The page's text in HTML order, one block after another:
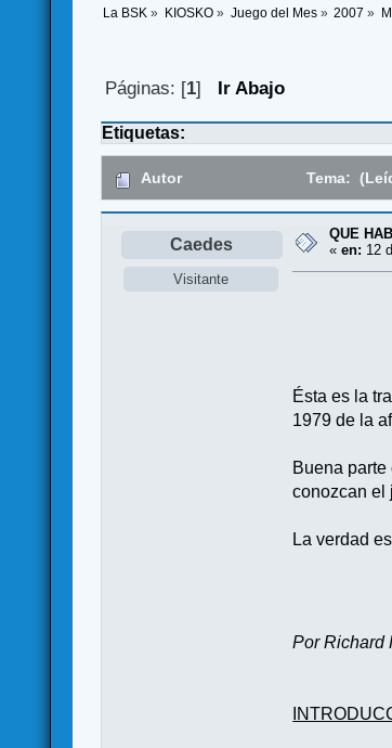
La BSK » KIOSKO» Juego del Mes» 2007 »
Páginas: [1] Ir Abajo
Etiquetas:
Autor Tema:
Caedes
Visitante
QUE
«en: 12
Ésta es la
1979 de la
Buena
conozcan el
La verdad
Por Richard